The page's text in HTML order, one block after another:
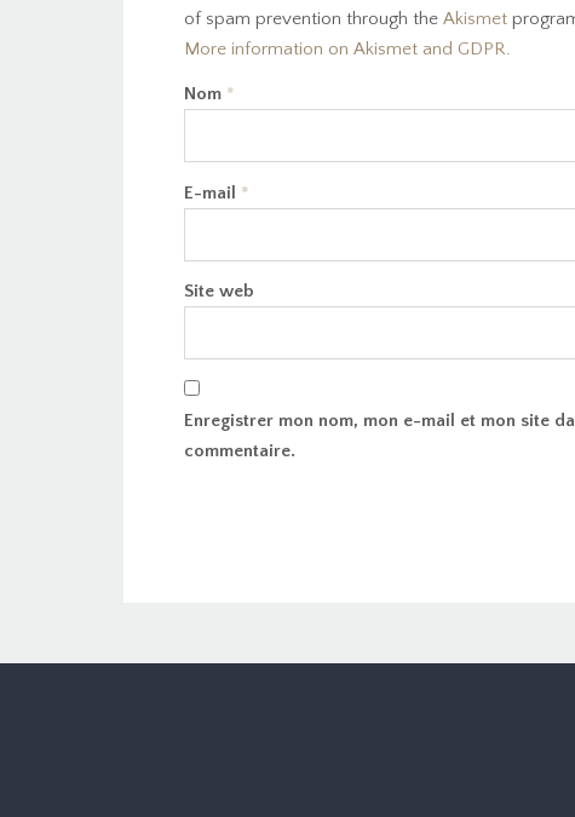
of spam prevention through the Akismet
More information on Akismet and GDPR.
Nom *
E-mail *
Site web
Enregistrer mon nom, mon e-mail et mon site
commentaire.